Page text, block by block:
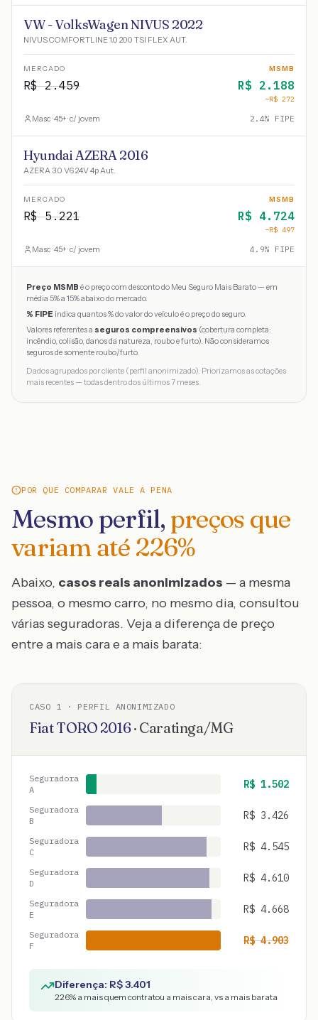
VW - VolksWagen NIVUS 2022
NIVUS COMFORTLINE 1.0 200 TSI FLEX AUT.
MERCADO
R$2.459
MSMB
R$ 2.188
−R$ 272
Masc · 45+ · c/ jovem 2.4% FIPE
Hyundai AZERA 2016
AZERA 3.0 V6 24V 4p Aut.
MERCADO
R$5.221
MSMB
R$ 4.724
−R$ 497
Masc · 45+ · c/ jovem 4.9% FIPE
Preço MSMB é o preço com desconto do Meu Seguro Mais Barato — em
média 5% a 15% abaixo do mercado.
% FIPE indica quantos % do valor do veículo é o preço do seguro.
Valores referentes a seguros compreensivos (cobertura completa:
incêndio, colisão, danos da natureza, roubo e furto). Não consideramos
seguros de somente roubo/furto.
Dados agrupados por cliente (perfil anonimizado). Priorizamos as cotações
mais recentes — todas dentro dos últimos 7 meses.
POR QUE COMPARAR VALE A PENA
Mesmo perfil, preços que
variam até 226%
Abaixo, casos reais anonimizados — a mesma
pessoa, o mesmo carro, no mesmo dia, consultou
várias seguradoras. Veja a diferença de preço
entre a mais cara e a mais barata:
CASO 1 · PERFIL ANONIMIZADO
FiatTORO 2016· Caratinga/MG
Seguradora
A
R$ 1.502
Seguradora
B
R$ 3.426
Seguradora
C
R$ 4.545
Seguradora
D
R$ 4.610
Seguradora
E
R$ 4.668
Seguradora
F
R$4.903
Diferença: R$3.401
226% a mais quem contratou a mais cara, vs a mais barata